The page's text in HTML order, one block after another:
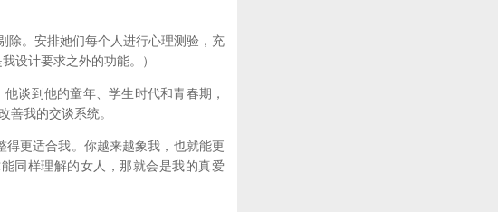
。安排她们每个人进行心理测验，充
设计要求之外的功能。）
谈到他的童年、学生时代和青春期，
善我的交谈系统。
更适合我。你越来越象我，也就能更
同样理解的女人，那就会是我的真爱